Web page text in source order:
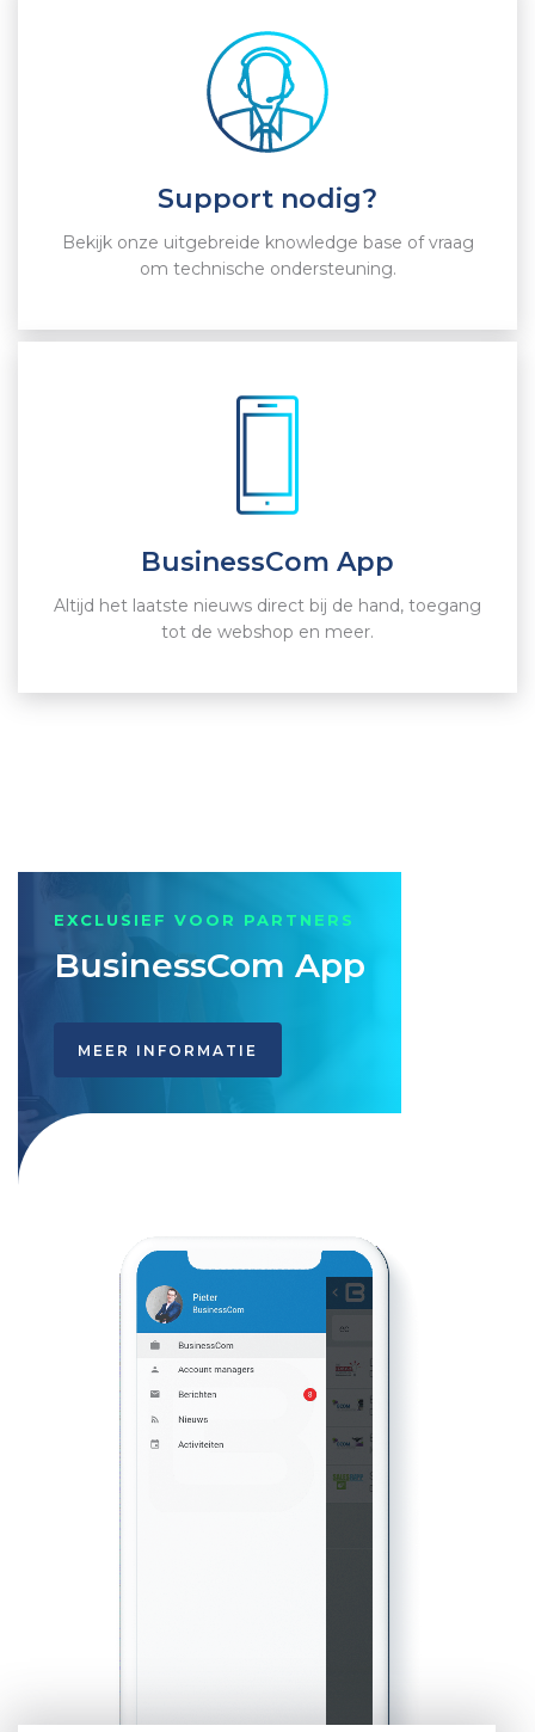
Support nodig?
Bekijk onze uitgebreide knowledge base of vraag
om technische ondersteuning.
BusinessCom App
Altijd het laatste nieuws direct bij de hand, toegang
tot de webshop en meer.
EXCLUSIEF VOOR PARTNERS
BusinessCom App
MEER INFORMATIE